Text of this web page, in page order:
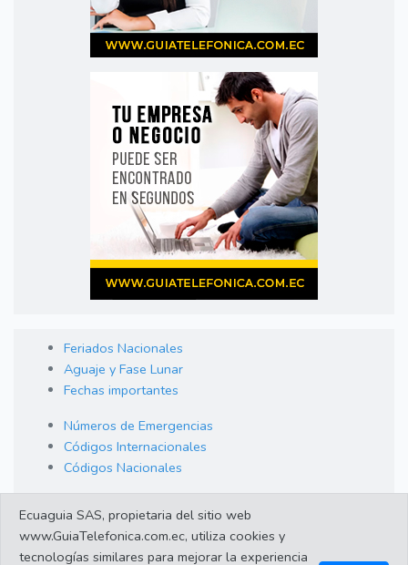
Feriados Nacionales
Aguaje y Fase Lunar
Fechas importantes
Números de Emergencias
Códigos Internacionales
Códigos Nacionales
Cambio de Divisas
Enlaces de interes
Ecuaguia SAS, propietaria del sitio web
www.GuiaTelefonica.com.ec, utiliza cookies y
tecnologías similares para mejorar la experiencia